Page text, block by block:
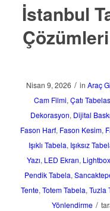
İstanbul
Nisan 9, 2026 / in Araç
Cam Filmi, Çatı
Dekorasyon, Dijital Baskı
Fason Harf, Fason Kesim,
Işıklı Tabela, Işıksız
Yazı, LED Ekran, Lightbox
Pendik Tabela,
Tente, Totem Tabela, Tuzla
Yönlendirme /